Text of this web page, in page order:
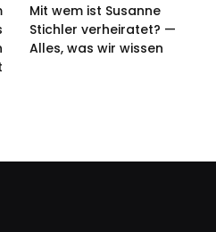
Mit wem ist Susanne
Stichler verheiratet? —
Alles, was wir wissen